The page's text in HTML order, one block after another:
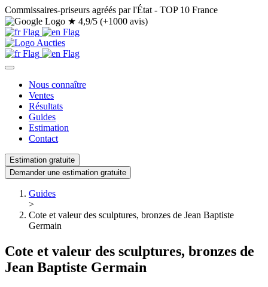
Commissaires-priseurs agréés par l'État - TOP 10 France
★ 4,9/5 (+1000 avis)
Nous connaître
Ventes
Résultats
Guides
Estimation
Contact
Estimation gratuite
Demander une estimation gratuite
Guides
>
Cote et valeur des sculptures, bronzes de Jean Baptiste
Germain
Cote et valeur des sculptures, bronzes de
Jean Baptiste Germain